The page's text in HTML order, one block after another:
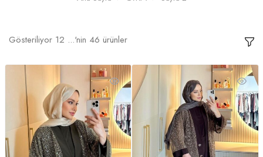
Gösteriliyor 12 ...'nin 46 ürünler